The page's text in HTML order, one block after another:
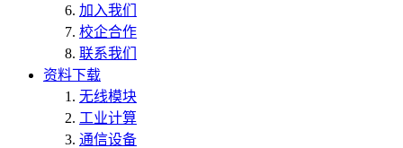
加入我们
校企合作
联系我们
资料下载
无线模块
工业计算
通信设备